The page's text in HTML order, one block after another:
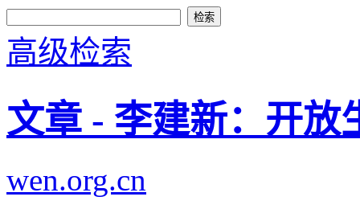
高级检索
文章 - 李建新：开放
wen.org.cn